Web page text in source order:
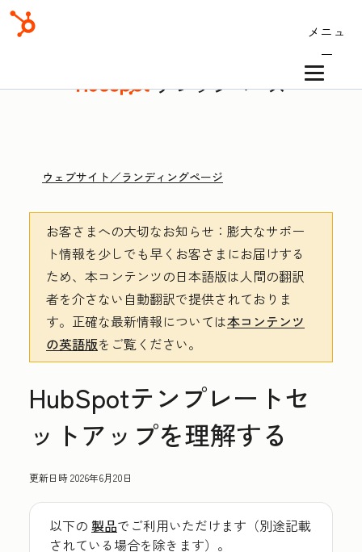
メニュ
ー
ナレッジベース
ウェブサイト／ランディングページ
お客さまへの大切なお知らせ ：膨大なサポー
ト情報を少しでも早くお客さまにお届けする
ため、本コンテンツの日本語版は人間の翻訳
者を介さない自動翻訳で提供されておりま
す。 正確な最新情報については本コンテンツ
の英語版をご覧ください。
HubSpotテンプレートセ
ットアップを理解する
更新日時2026年6月20日
以下の 製品でご利用いただけます（別途記載
されている場合を除きます）。